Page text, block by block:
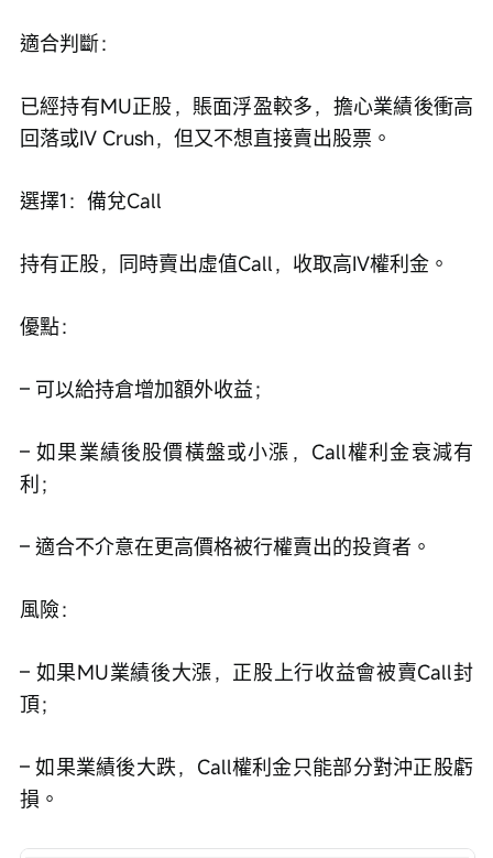
適合判斷：
已經持有MU正股，賬面浮盈較多，擔心業績後衝高
回落或IV Crush，但又不想直接賣出股票。
選擇1：備兌Call
持有正股，同時賣出虛值Call，收取高IV權利金。
優點：
– 可以給持倉增加額外收益；
– 如果業績後股價橫盤或小漲，Call權利金衰減有
利；
– 適合不介意在更高價格被行權賣出的投資者。
風險：
– 如果MU業績後大漲，正股上行收益會被賣Call封
頂；
– 如果業績後大跌，Call權利金只能部分對沖正股虧
損。